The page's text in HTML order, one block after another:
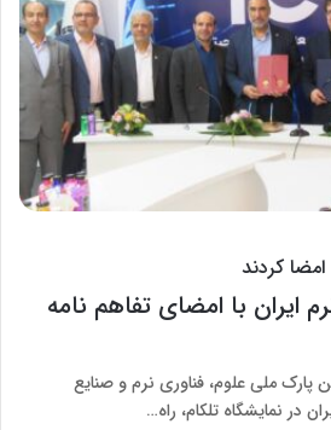
کردند
ایران با امضای تفاهم نامه
پارک ملی علوم، فناوری نرم و صنایع
در نمایشگاه تلکام، راه…